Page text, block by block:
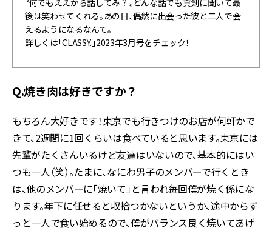
〝何でもええから話してみ？〟どんな話でも真剣に聞いて最
後は笑わせてくれる。あの日、偶然に出会った彼と二人で会
えるようになるなんて。
詳しくは「CLASSY.」2023年3月号をチェック！
Q.焼き肉は好きですか？
もちろん大好きです！東京でも行きつけのお店が何軒かで
きて、2週間に1回くらいは食べていると思います。東京には
先輩がたくさんいるけど友達はいないので、基本的にはい
つも一人（笑）。たまに、なにわ男子のメンバーで行くとき
は、他のメンバーに「焼いて」と言われ毎回僕が焼く係にな
ります。年下に任せると収拾つかないというか、途中からず
っと一人で食い始めるので、僕がバランス良く焼いてあげ